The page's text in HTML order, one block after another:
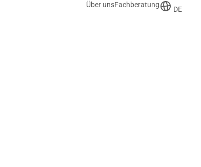
Über unsFachberatung
DE